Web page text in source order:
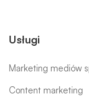
Usługi
Marketing mediów
Content marketing